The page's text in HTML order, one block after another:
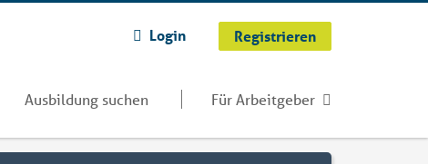
Login Registrieren
Ausbildung suchen Für Arbeitgeber